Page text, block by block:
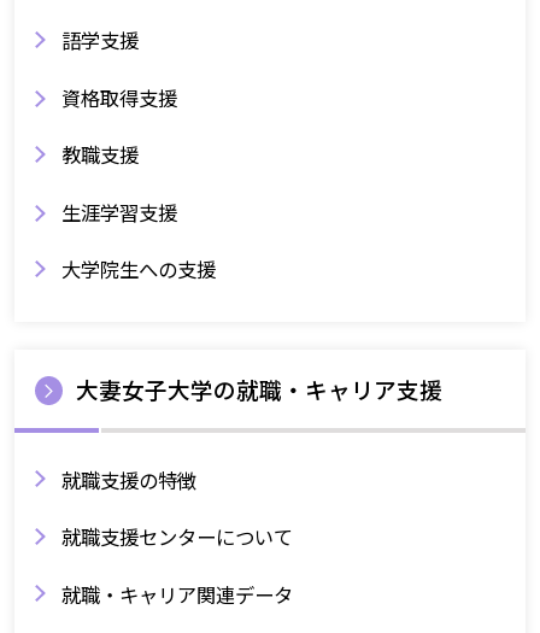
語学支援
資格取得支援
教職支援
生涯学習支援
大学院生への支援
大妻女子大学の就職・キャリア支援
就職支援の特徴
就職支援センターについて
就職・キャリア関連データ